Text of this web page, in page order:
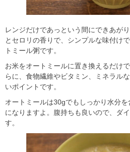
レンジだけであっという間にできあが
とセロリの香りで、シンプルな味付け
トミール粥です。
お米をオートミールに置き換えるだけ
らに、食物繊維やビタミン、ミネラル
いポイントです。
オートミールは30gでもしっかり水分
になりますよ。腹持ちも良いので、ダ
す。